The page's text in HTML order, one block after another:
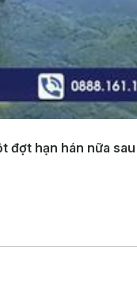
đợt hạn hán nữa